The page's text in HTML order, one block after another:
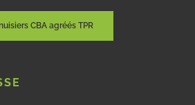
CBA agréés TPR